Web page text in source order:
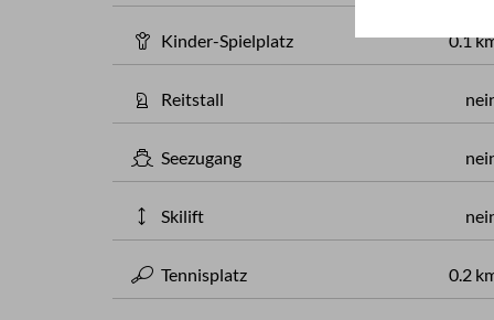
Kinder-Spielplatz 0.1
Reitstall
Seezugang
Skilift
Tennisplatz 0.2